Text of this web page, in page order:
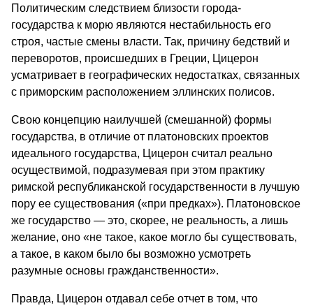
Политическим следствием близости города-
государства к морю являются нестабильность его
строя, частые смены власти. Так, причину бедствий и
переворотов, происшедших в Греции, Цицерон
усматривает в географических недостатках, связанных
с приморским расположением эллинских полисов.
Свою концепцию наилучшей (смешанной) формы
государства, в отличие от платоновских проектов
идеального государства, Цицерон считал реально
осуществимой, подразумевая при этом практику
римской республиканской государственности в лучшую
пору ее существования («при предках»). Платоновское
же государство — это, скорее, не реальность, а лишь
желание, оно «не такое, какое могло бы существовать,
а такое, в каком было бы возможно усмотреть
разумные основы гражданственности».
Правда, Цицерон отдавал себе отчет в том, что